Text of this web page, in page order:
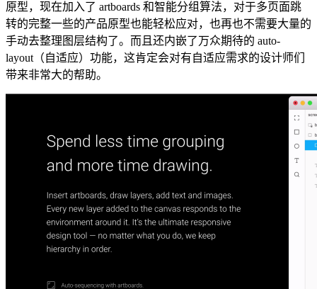
原型，现在加入了 artboards 和智能分组算法，对于多页面跳
转的完整一些的产品原型也能轻松应对，也再也不需要大量的
手动去整理图层结构了。而且还内嵌了万众期待的 auto-
layout（自适应）功能，这肯定会对有自适应需求的设计师们
带来非常大的帮助。